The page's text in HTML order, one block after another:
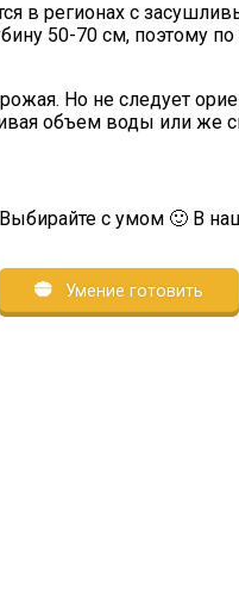
в регионах с
50-70 см, поэтому
Но не следует
объем воды или же
с умом 🙂 В
Умение готовить